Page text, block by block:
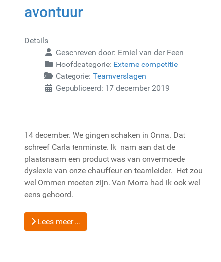
avontuur
Details
Geschreven door: Emiel van der Feen
Hoofdcategorie: Externe competitie
Categorie: Teamverslagen
Gepubliceerd: 17 december 2019
14 december. We gingen schaken in Onna. Dat
schreef Carla tenminste. Ik nam aan dat de
plaatsnaam een product was van onvermoede
dyslexie van onze chauffeur en teamleider. Het zou
wel Ommen moeten zijn. Van Morra had ik ook wel
eens gehoord.
Lees meer …